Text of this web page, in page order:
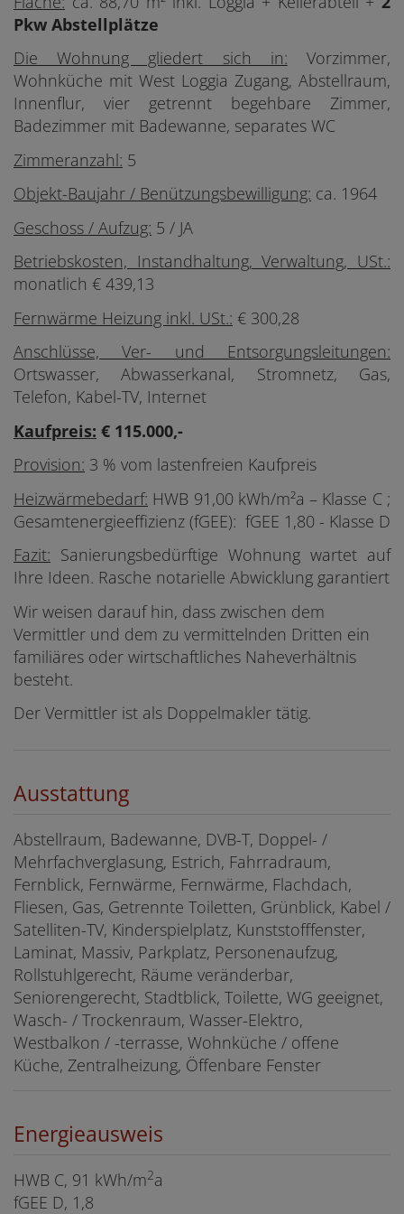
Pkw Abstellplätze
Die Wohnung gliedert sich in: Vorzimmer,
Wohnküche mit West Loggia Zugang, Abstellraum,
Innenflur, vier getrennt begehbare Zimmer,
Badezimmer mit Badewanne, separates WC
Zimmeranzahl: 5
Objekt-Baujahr / Benützungsbewilligung: ca. 1964
Geschoss / Aufzug: 5 / JA
Betriebskosten, Instandhaltung, Verwaltung, USt.:
monatlich € 439,13
Fernwärme Heizung inkl. USt.: € 300,28
Anschlüsse, Ver- und Entsorgungsleitungen:
Ortswasser, Abwasserkanal, Stromnetz, Gas,
Telefon, Kabel-TV, Internet
Kaufpreis: € 115.000,-
Provision: 3 % vom lastenfreien Kaufpreis
Heizwärmebedarf: HWB 91,00 kWh/m²a – Klasse C ;
Gesamtenergieeffizienz (fGEE): fGEE 1,80 - Klasse D
Fazit: Sanierungsbedürftige Wohnung wartet auf
Ihre Ideen. Rasche notarielle Abwicklung garantiert
Wir weisen darauf hin, dass zwischen dem
Vermittler und dem zu vermittelnden Dritten ein
familiäres oder wirtschaftliches Naheverhältnis
besteht.
Der Vermittler ist als Doppelmakler tätig.
Ausstattung
Abstellraum Badewanne DVB-T Doppel- /
Mehrfachverglasung Estrich Fahrradraum
Fernblick Fernwärme Fernwärme Flachdach
Fliesen Gas Getrennte Toiletten Grünblick Kabel /
Satelliten-TV Kinderspielplatz Kunststofffenster
Laminat Massiv Parkplatz Personenaufzug
Rollstuhlgerecht Räume veränderbar
Seniorengerecht Stadtblick Toilette WG geeignet
Wasch- / Trockenraum Wasser-Elektro
Westbalkon / -terrasse Wohnküche / offene
Küche Zentralheizung Öffenbare Fenster
Energieausweis
HWB C, 91 kWh/m2a
fGEE D, 1,8